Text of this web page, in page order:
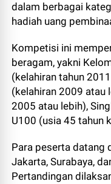
dalam berbagai
hadiah uang
Kompetisi ini
beragam, yakni
(kelahiran tahun
(kelahiran 2009 atau
2005 atau lebih),
U100 (usia 45 tahun
Para peserta datang
Jakarta, Surabaya,
Pertandingan